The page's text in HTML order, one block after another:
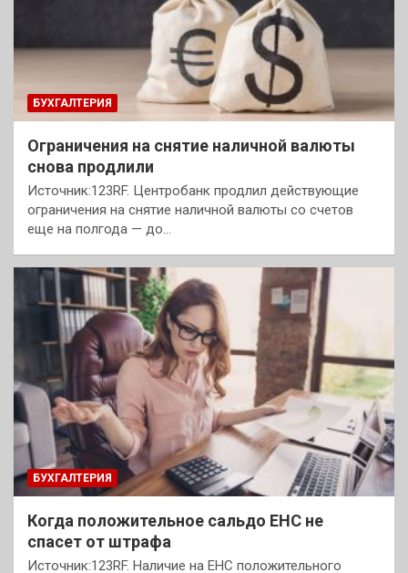
БУХГАЛТЕРИЯ
Ограничения на снятие наличной валюты
снова продлили
Источник:123RF. Центробанк продлил действующие
ограничения на снятие наличной валюты со счетов
еще на полгода — до…
БУХГАЛТЕРИЯ
Когда положительное сальдо ЕНС не
спасет от штрафа
Источник:123RF. Наличие на ЕНС положительного